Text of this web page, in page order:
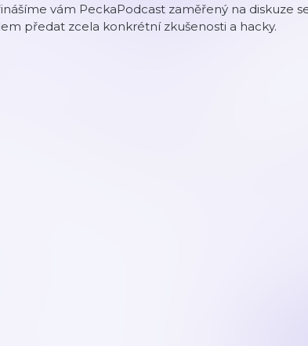
vám PeckaPodcast zaměřený na diskuze
předat zcela konkrétní zkušenosti a hacky.